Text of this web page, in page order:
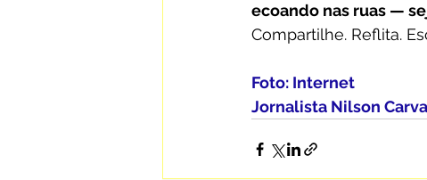
ecoando nas ruas —
Compartilhe. Reflita.
Foto: Internet
Jornalista Nilson